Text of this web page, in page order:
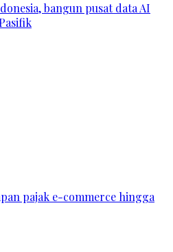
bangun pusat data AI
pajak e-commerce hingga